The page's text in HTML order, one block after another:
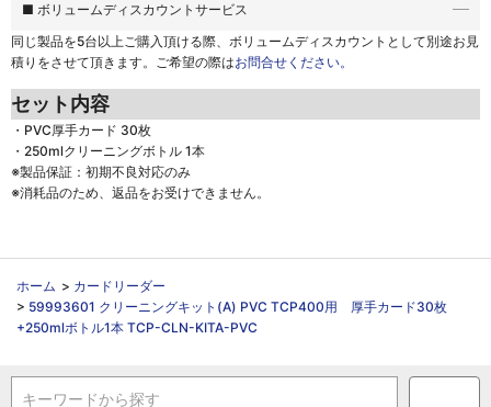
■ ボリュームディスカウントサービス
同じ製品を5台以上ご購入頂ける際、 ボリュームディスカウントとして別途お見
積りをさせて頂きます。ご希望の際はお問合せください。
セット内容
・PVC厚手カード 30枚
・250mlクリーニングボトル 1本
※製品保証：初期不良対応のみ
※消耗品のため、返品をお受けできません。
ホーム > カードリーダー
> 59993601 クリーニングキット(A) PVC TCP400用 厚手カード30枚
+250mlボトル1本 TCP-CLN-KITA-PVC
キーワードから探す